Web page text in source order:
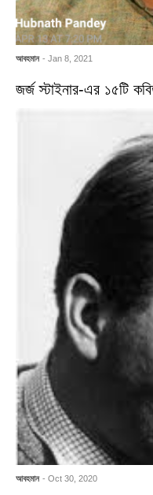
আবহমান - Jan 8, 2021
জর্জ স্টাইনার-এর ১৫টি
আবহমান - Oct 30, 2020